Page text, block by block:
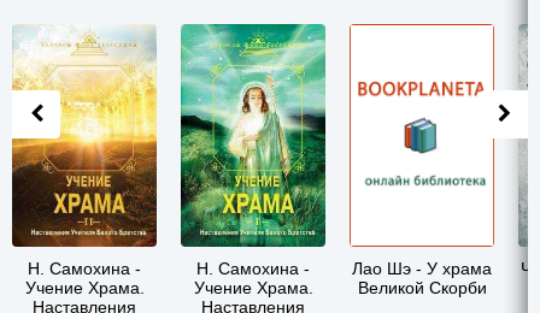
Н. Самохина -
Учение Храма.
Наставления
Н. Самохина -
Учение Храма.
Наставления
Лао Шэ - У храма
Великой Скорби